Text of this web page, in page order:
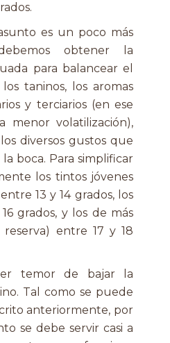
es un poco más
obtener la
para balancear el
taninos, los aromas
y terciarios (en ese
menor volatilización),
diversos gustos que
boca. Para simplificar
los tintos jóvenes
13 y 14 grados, los
grados, y los de más
entre 17 y 18
temor de bajar la
Tal como se puede
anteriormente, por
se debe servir casi a